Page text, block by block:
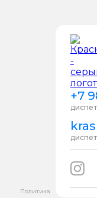
+7
Политика